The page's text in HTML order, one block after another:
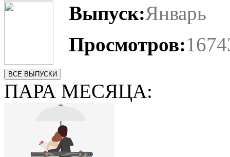
Выпуск:Январь
Просмотров:
ВСЕ ВЫПУСКИ
ПАРА МЕСЯЦА: